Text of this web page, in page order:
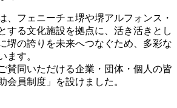
、フェニーチェ堺や堺アルフォンス・
する文化施設を拠点に、活き活きとし
堺の誇りを未来へつなぐため、多彩な
ます。
賛同いただける企業・団体・個人の皆
会員制度」を設けました。